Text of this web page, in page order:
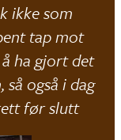
ikke som
tap mot
ha gjort det
også i dag
før slutt